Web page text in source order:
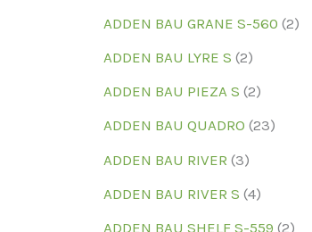
ADDEN BAU GRANE S-560 (2)
ADDEN BAU LYRE S (2)
ADDEN BAU PIEZA S (2)
ADDEN BAU QUADRO (23)
ADDEN BAU RIVER (3)
ADDEN BAU RIVER S (4)
ADDEN BAU SHELF S-559 (2)